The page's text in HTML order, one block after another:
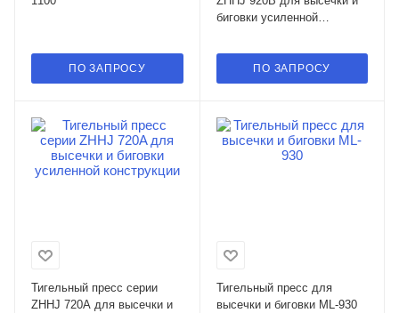
ПО ЗАПРОСУ
биговки усиленной
ПО ЗАПРОСУ
Тигельный пресс серии
ZHHJ 720A для высечки и
Тигельный пресс для
высечки и биговки ML-930